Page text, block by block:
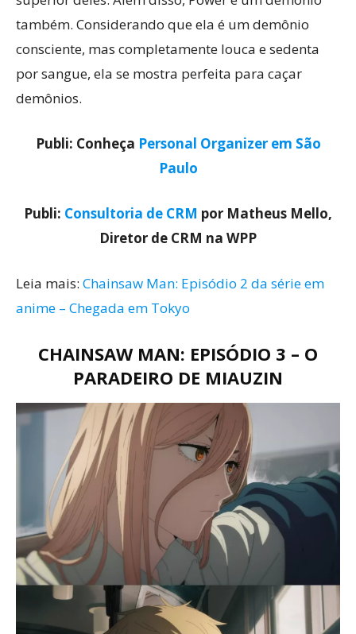
também. Considerando que ela é um demônio
consciente, mas completamente louca e sedenta
por sangue, ela se mostra perfeita para caçar
demônios.
Publi: Conheça Personal Organizer em São
Paulo
Publi: Consultoria de CRM por Matheus Mello,
Diretor de CRM na WPP
Leia mais: Chainsaw Man: Episódio 2 da série em
anime – Chegada em Tokyo
CHAINSAW MAN: EPISÓDIO 3 – O
PARADEIRO DE MIAUZIN